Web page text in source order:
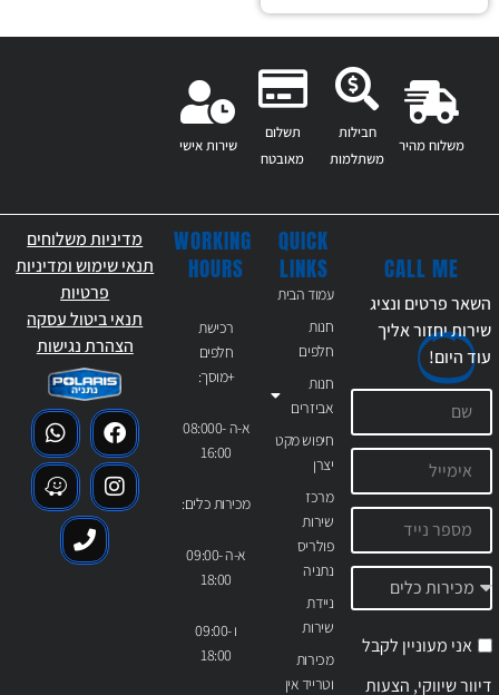
משלוח מהיר
חבילות
משתלמות
תשלום
מאובטח
שירות אישי
QUICK
LINKS
עמוד הבית
חנות
חלפים
חנות
אביזרים
חיפוש מקט
יצרן
מרכז
שירות
פולריס
נתניה
ניידת
שירות
מכירות
וטרייד אין
WORKING
HOURS
רכישת
חלפים
+מוסך:
א-ה 08:000-
16:00
מכירות כלים:
א-ה 09:00-
18:00
ו 09:00-
18:00
CALL ME
השאר פרטים ונציג
שירות יחזור אליך
עודהיום!
אני מעוניין לקבל
דיוור שיווקי, הצעות
מדיניות משלוחים
תנאי שימוש ומדיניות
פרטיות
תנאי ביטול עסקה
הצהרת נגישות